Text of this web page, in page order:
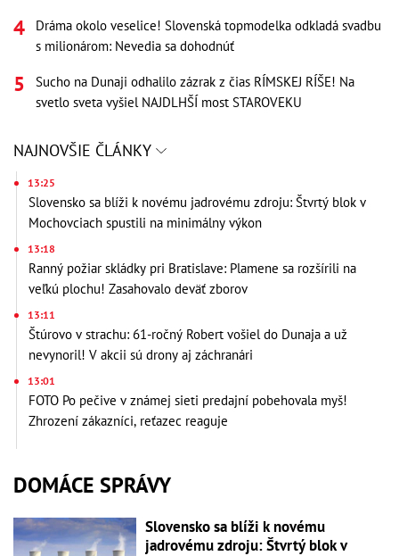
Dráma okolo veselice! Slovenská topmodelka odkladá svadbu
s milionárom: Nevedia sa dohodnúť
Sucho na Dunaji odhalilo zázrak z čias RÍMSKEJ RÍŠE! Na
svetlo sveta vyšiel NAJDLHŠÍ most STAROVEKU
NAJNOVŠIE ČLÁNKY
13:25
Slovensko sa blíži k novému jadrovému zdroju: Štvrtý blok v
Mochovciach spustili na minimálny výkon
13:18
Ranný požiar skládky pri Bratislave: Plamene sa rozšírili na
veľkú plochu! Zasahovalo deväť zborov
13:11
Štúrovo v strachu: 61-ročný Robert vošiel do Dunaja a už
nevynoril! V akcii sú drony aj záchranári
13:01
FOTO Po pečive v známej sieti predajní pobehovala myš!
Zhrození zákazníci, reťazec reaguje
DOMÁCE SPRÁVY
Slovensko sa blíži k novému
jadrovému zdroju: Štvrtý blok v